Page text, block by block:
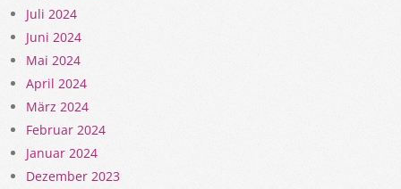
Juli 2024
Juni 2024
Mai 2024
April 2024
März 2024
Februar 2024
Januar 2024
Dezember 2023